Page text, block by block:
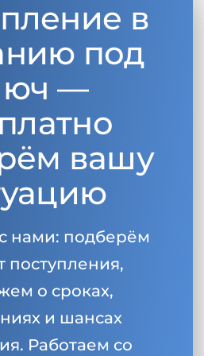
успешно поступают
в
под
—
вашу
нами: подберём
поступления,
о сроках,
и шансах
Работаем со